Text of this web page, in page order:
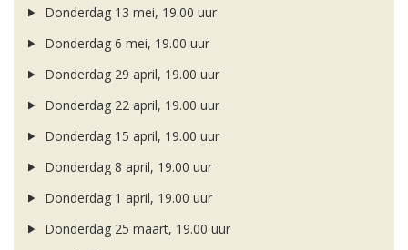
Donderdag 13 mei, 19.00 uur
Donderdag 6 mei, 19.00 uur
Donderdag 29 april, 19.00 uur
Donderdag 22 april, 19.00 uur
Donderdag 15 april, 19.00 uur
Donderdag 8 april, 19.00 uur
Donderdag 1 april, 19.00 uur
Donderdag 25 maart, 19.00 uur